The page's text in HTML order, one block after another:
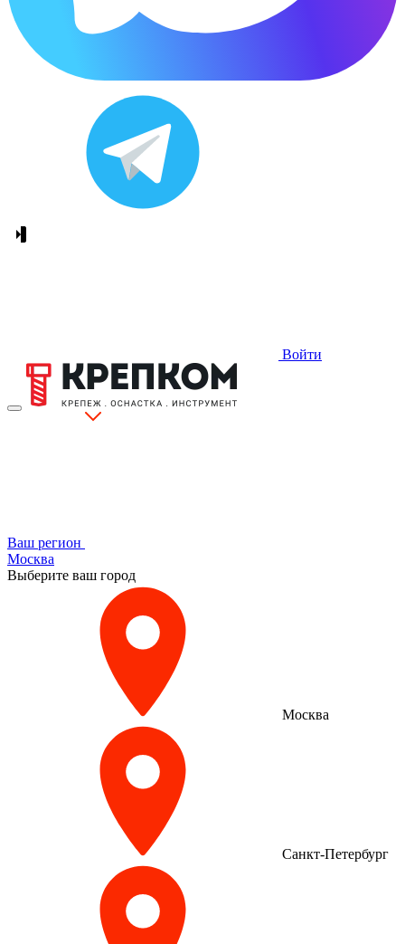
Войти
Ваш регион
Москва
Выберите ваш город
Москва
Санкт-Петербург